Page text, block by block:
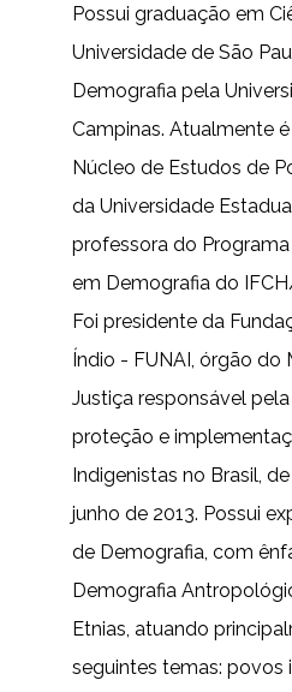
Possui graduação em
Universidade de São
Demografia pela
Campinas. Atualmente
Núcleo de Estudos de
da Universidade
professora do
em Demografia do
Foi presidente da
Índio - FUNAI, órgão do
Justiça responsável
proteção e
Indigenistas no Brasil,
junho de 2013. Possui
de Demografia, com
Demografia
Etnias, atuando
seguintes temas: povos